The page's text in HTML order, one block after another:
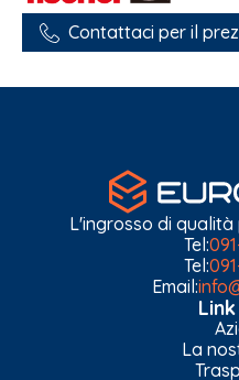
Contattaci per il
L'ingrosso di
Tel:
Tel:
Email:
La